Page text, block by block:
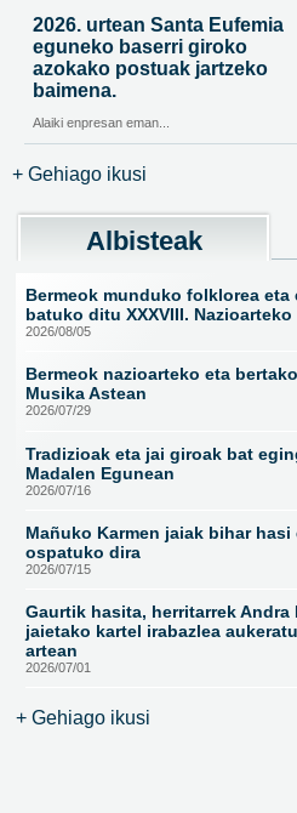
2026. urtean Santa Eufemia
eguneko baserri giroko
azokako postuak jartzeko
baimena.
Alaiki enpresan eman...
+ Gehiago ikusi
Albisteak
Bermeok munduko folklorea
batuko ditu XXXVIII.
2026/08/05
Bermeok nazioarteko eta
Musika Astean
2026/07/29
Tradizioak eta jai giroak bat
Madalen Egunean
2026/07/16
Mañuko Karmen jaiak bihar
ospatuko dira
2026/07/15
Gaurtik hasita, herritarrek Andra
jaietako kartel irabazlea
artean
2026/07/01
+ Gehiago ikusi